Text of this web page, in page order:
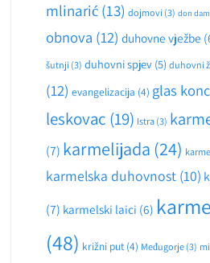
mlinarić(13) dojmovi (3) don
obnova (12) duhovne vježbe
šutnji (3) duhovni spjev(5) duhovni
(12) evangelizacija (4) glas
leskovac (19) Istra(3)
(7) karmelijada (24)
karmelska duhovnost(10)
(7) karmelski laici (6)
(48) križni put(4) Međugorje(3)